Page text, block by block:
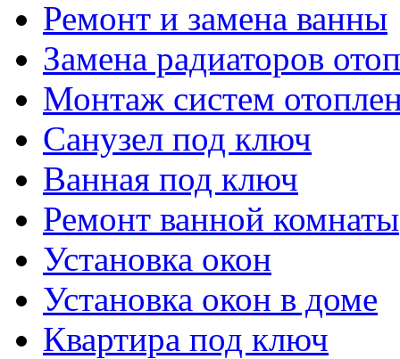
Ремонт и замена ванны
Замена радиаторов
Монтаж систем
Санузел под ключ
Ванная под ключ
Ремонт ванной комнаты
Установка окон
Установка окон в доме
Квартира под ключ